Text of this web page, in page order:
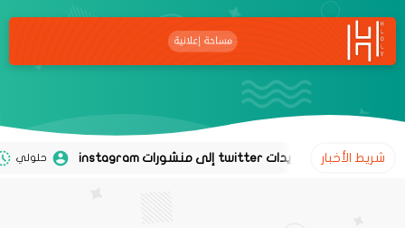
شريط الأخبار حلولي 02 نوفمبر 2020